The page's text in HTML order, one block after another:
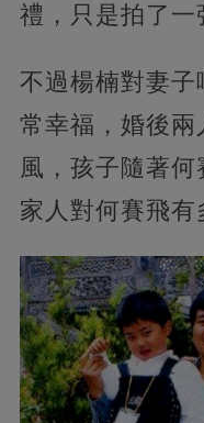
禮，只是拍了一
不過楊楠對妻
常幸福，婚後
風，孩子隨著
家人對何賽飛有